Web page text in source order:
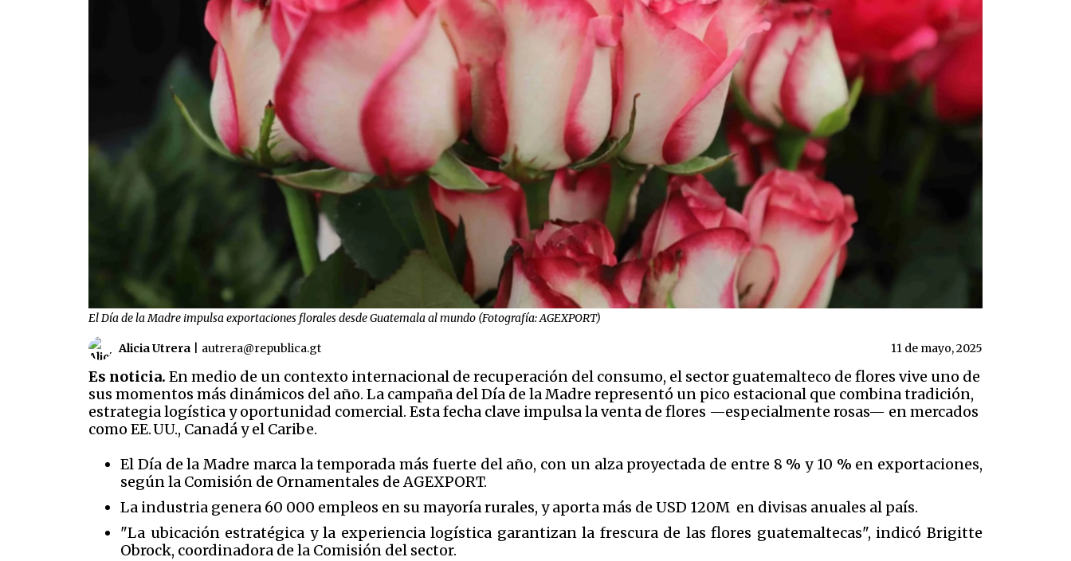
El Día de la Madre impulsa exportaciones florales desde Guatemala al mundo (Fotografía: AGEXPORT)
Alicia Utrera autrera@republica.gt 11 de mayo, 2025
Es noticia. En medio de un contexto internacional de recuperación del consumo, el sector guatemalteco de flores vive uno de
sus momentos más dinámicos del año. La campaña del Día de la Madre representó un pico estacional que combina tradición,
estrategia logística y oportunidad comercial. Esta fecha clave impulsa la venta de flores —especialmente rosas— en mercados
como EE. UU., Canadá y el Caribe.
El Día de la Madre marca la temporada más fuerte del año, con un alza proyectada de entre 8 % y 10 % en exportaciones,
según la Comisión de Ornamentales de AGEXPORT.
La industria genera 60 000 empleos en su mayoría rurales, y aporta más de USD 120M en divisas anuales al país.
"La ubicación estratégica y la experiencia logística garantizan la frescura de las flores guatemaltecas", indicó Brigitte
Obrock, coordinadora de la Comisión del sector.